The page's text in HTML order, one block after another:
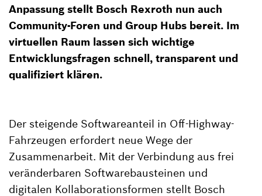
Anpassung stellt Bosch Rexroth nun auch
Community-Foren und Group Hubs bereit. Im
virtuellen Raum lassen sich wichtige
Entwicklungsfragen schnell, transparent und
qualifiziert klären.
Der steigende Softwareanteil in Off-Highway-
Fahrzeugen erfordert neue Wege der
Zusammenarbeit. Mit der Verbindung aus frei
veränderbaren Softwarebausteinen und
digitalen Kollaborationsformen stellt Bosch